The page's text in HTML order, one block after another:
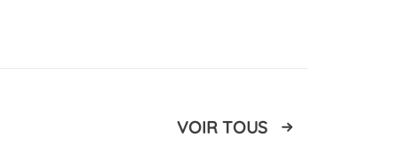
VOIR TOUS